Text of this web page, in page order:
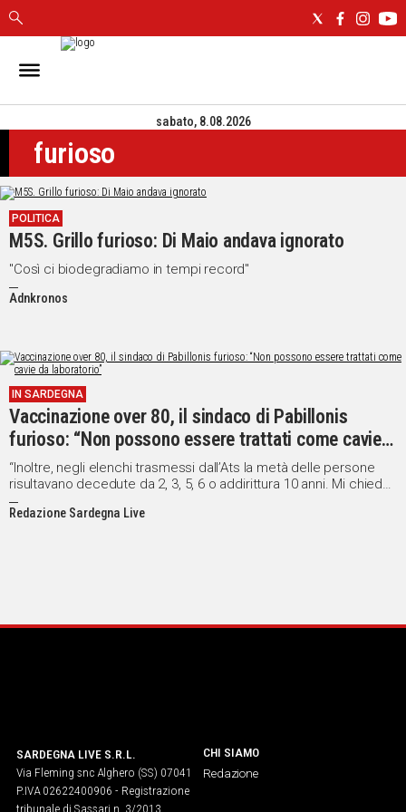
IN
CAGLIARI
SASSARI
NUORO
ORISTANO
SULCIS
GALLURA
OGLIASTRA
MEDIO
ALTRE
NOTIZIE
POLITICA
IN
ITALIA
NEL
MONDO
SPORT
AL CANALE
WHATSAPP
sabato, 8.08.2026
furioso
POLITICA
M5S. Grillo furioso: Di Maio andava ignorato
"Così ci biodegradiamo in tempi record"
Adnkronos
IN SARDEGNA
Vaccinazione over 80, il sindaco di Pabillonis
furioso: “Non possono essere trattati come cavie
da laboratorio”
“Inoltre, negli elenchi trasmessi dall’Ats la metà delle persone
risultavano decedute da 2, 3, 5, 6 o addirittura 10 anni. Mi chiedo
ancora come sia possibile gestire con i piedi simili procedure”
Redazione Sardegna Live
SARDEGNA LIVE S.R.L.
Via Fleming snc Alghero (SS) 07041
P.IVA 02622400906 - Registrazione
tribunale di Sassari n. 3/2013
CHI SIAMO
Redazione